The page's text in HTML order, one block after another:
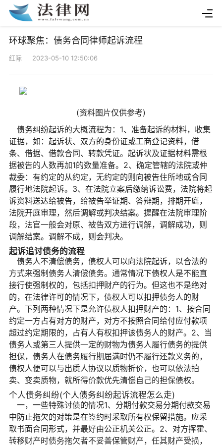
环球聚焦：债务合同律师起诉流程
红际 2023-05-10 12:50:06
(资料图片仅供参考)
债务纠纷起诉的大概流程为：1、准备起诉的材料，收集
证据，如：起诉状、双方的身份证或工商登记资料，借
条、借据、借款合同、转款凭证。起诉状及证据材料需根
据被告的人数再加1的数量准备。2、确定管辖的法院或仲
裁委：有约定的从约定，无约定的则向被告住所地或合同
履行地法院起诉。3、在法院立案后缴纳诉讼费，法院将起
诉资料送达给被告，给被告举证期、答辩期，排期开庭，
法院开庭审理，然后调解或判决结案。提醒在法院审理阶
段，法官一般会对原、被告双方进行调解，调解成功，则
调解结案。调解不成，则会判决。
起诉追讨债务的流程
债务人不清偿债务，债权人可以向法院起诉，以合法的
方式来强制债务人清偿债务。通常情况下债权人是不能直
接行使强制权的，包括扣押财产的行为。但这也不是绝对
的，在法律许可的情况下，债权人可以扣押债务人的财
产。下列两种情况下是允许债权人扣押财产的：1、按合同
约定一方占有对方的财产，对方不按照合同给付应付款项
超过约定期限的，占有人有权扣押该债务人的财产。2、当
债务人或第三人提供一定的财物为债务人履行债务的提供
担保，债务人在债务履行期届满时仍不履行还款义务的，
债权人便可以与出质人协议以质物折价，也可以依法拍
卖、变卖质物，就所得价款优先清偿自己的担保债权。
个人债务纠纷(个人债务纠纷起诉流程怎么走)
一，一些特殊讨债的情况1、分期付款交易分期付款交易
中防止拖欠的对策是在签约时采取所有权保留措施。应采
取书面合同形式，并最好由公正机关公正。2、对方挥霍、
转移财产时债务拖欠者不妥善保管财产，任其财产受损，